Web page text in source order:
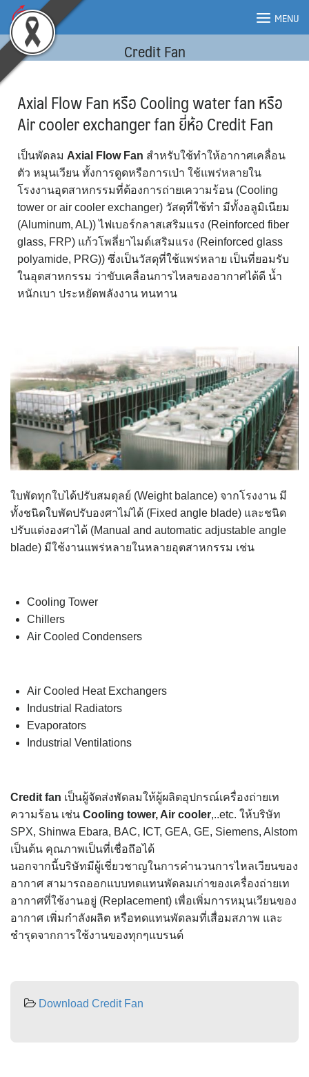
Skip
content
MENU
MENU
Credit Fan
Axial Flow Fan หรือ Cooling water fan หรือ
Air cooler exchanger fan ยี่ห้อ Credit Fan
เป็นพัดลม Axial Flow Fan สำหรับใช้ทำให้อากาศเคลื่อน
ตัว หมุนเวียน ทั้งการดูดหรือการเป่า ใช้แพร่หลายใน
โรงงานอุตสาหกรรมที่ต้องการถ่ายเความร้อน (Cooling
tower or air cooler exchanger) วัสดุที่ใช้ทำ มีทั้งอลูมิเนียม
(Aluminum, AL)) ไฟเบอร์กลาสเสริมแรง (Reinforced fiber
glass, FRP) แก้วโพลี่ยาไมด์เสริมแรง (Reinforced glass
polyamide, PRG)) ซึ่งเป็นวัสดุที่ใช้แพร่หลาย เป็นที่ยอมรับ
ในอุตสาหกรรม ว่าขับเคลื่อนการไหลของอากาศได้ดี น้ำ
หนักเบา ประหยัดพลังงาน ทนทาน
ใบพัดทุกใบได้ปรับสมดุลย์ (Weight balance) จากโรงงาน มี
ทั้งชนิดใบพัดปรับองศาไม่ได้ (Fixed angle blade) และชนิด
ปรับแต่งองศาได้ (Manual and automatic adjustable angle
blade) มีใช้งานแพร่หลายในหลายอุตสาหกรรม เช่น
Cooling Tower
Chillers
Air Cooled Condensers
Air Cooled Heat Exchangers
Industrial Radiators
Evaporators
Industrial Ventilations
Credit fan เป็นผู้จัดส่งพัดลมให้ผู้ผลิตอุปกรณ์เครื่องถ่ายเท
ความร้อน เช่น Cooling tower, Air cooler,..etc. ให้บริษัท
SPX, Shinwa Ebara, BAC, ICT, GEA, GE, Siemens, Alstom
เป็นต้น คุณภาพเป็นที่เชื่อถึอได้
นอกจากนี้บริษัทมีผู้เชี่ยวชาญในการคำนวนการไหลเวียนของ
อากาศ สามารถออกแบบทดแทนพัดลมเก่าของเครื่องถ่ายเท
อากาศที่ใช้งานอยู่ (Replacement) เพื่อเพิ่มการหมุนเวียนของ
อากาศ เพิ่มกำลังผลิต หรือทดแทนพัดลมที่เสื่อมสภาพ และ
ชำรุดจากการใช้งานของทุกๆแบรนด์
Download Credit Fan